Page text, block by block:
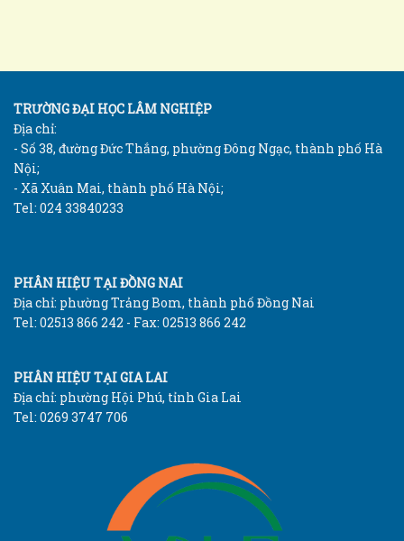
TRƯỜNG ĐẠI HỌC LÂM NGHIỆP
Địa chỉ:
- Số 38, đường Đức Thắng, phường Đông Ngạc, thành phố Hà
Nội;
- Xã Xuân Mai, thành phố Hà Nội;
Tel: 024 33840233
PHÂN HIỆU TẠI ĐỒNG NAI
Địa chỉ: phường Trảng Bom, thành phố Đồng Nai
Tel: 02513 866 242 - Fax: 02513 866 242
PHÂN HIỆU TẠI GIA LAI
Địa chỉ: phường Hội Phú, tỉnh Gia Lai
Tel: 0269 3747 706